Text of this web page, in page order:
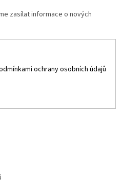
zasílat informace o nových
ochrany osobních údajů